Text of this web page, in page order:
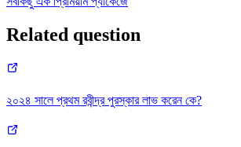
Related question
২০২৪ সালে প্রথম রবীন্দ্র পুরস্কার লাভ করেন কে?